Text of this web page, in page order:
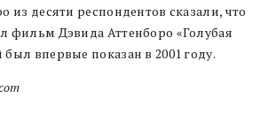
из десяти респондентов сказали, что
фильм Дэвида Аттенборо «Голубая
впервые показан в 2001 году.